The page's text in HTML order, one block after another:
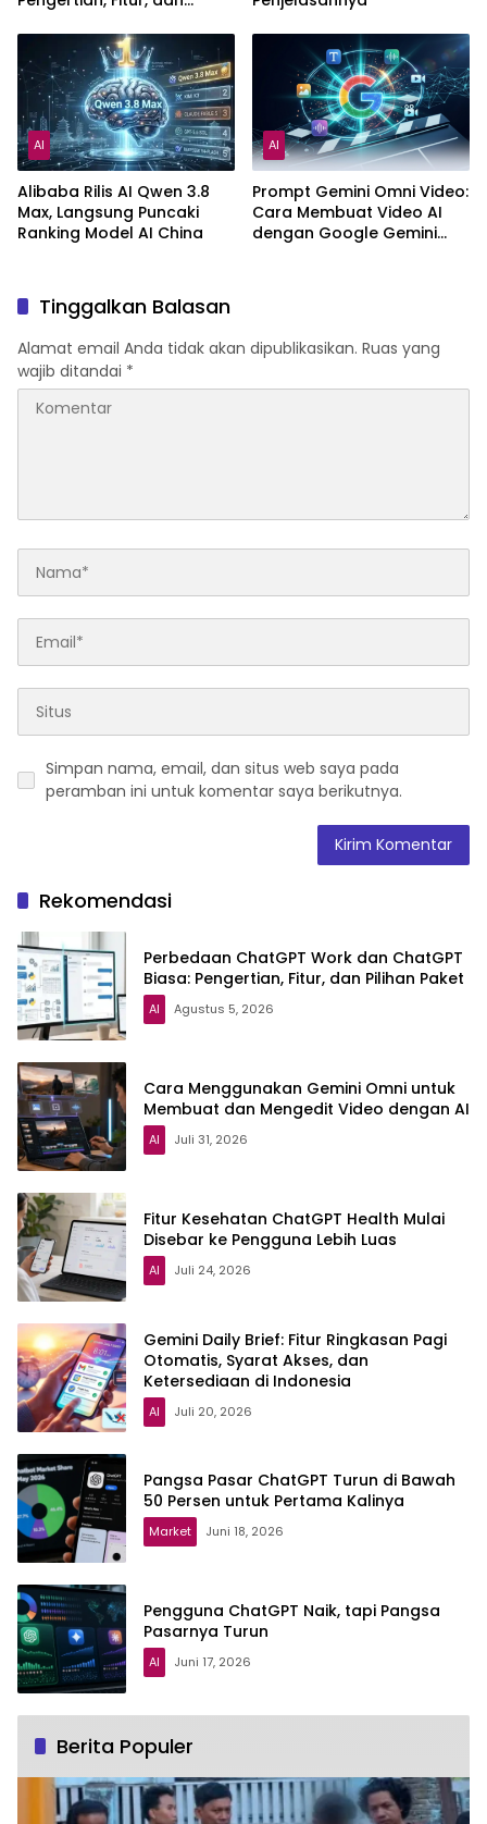
AI
Alibaba Rilis AI Qwen 3.8
Max, Langsung Puncaki
Ranking Model AI China
AI
Prompt Gemini Omni Video:
Cara Membuat Video AI
dengan Google Gemini
Tinggalkan Balasan
Alamat email Anda tidak akan dipublikasikan. Ruas yang
wajib ditandai *
Simpan nama, email, dan situs web saya pada
peramban ini untuk komentar saya berikutnya.
Rekomendasi
Perbedaan ChatGPT Work dan ChatGPT
Biasa: Pengertian, Fitur, dan Pilihan Paket
AI Agustus 5, 2026
Cara Menggunakan Gemini Omni untuk
Membuat dan Mengedit Video dengan AI
AI Juli 31, 2026
Fitur Kesehatan ChatGPT Health Mulai
Disebar ke Pengguna Lebih Luas
AI Juli 24, 2026
Gemini Daily Brief: Fitur Ringkasan Pagi
Otomatis, Syarat Akses, dan
Ketersediaan di Indonesia
AI Juli 20, 2026
Pangsa Pasar ChatGPT Turun di Bawah
50 Persen untuk Pertama Kalinya
Market Juni 18, 2026
Pengguna ChatGPT Naik, tapi Pangsa
Pasarnya Turun
AI Juni 17, 2026
Berita Populer